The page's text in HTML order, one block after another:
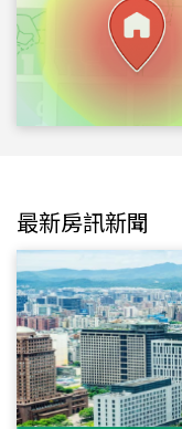
最新房訊新聞